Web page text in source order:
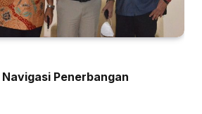
Penerbangan